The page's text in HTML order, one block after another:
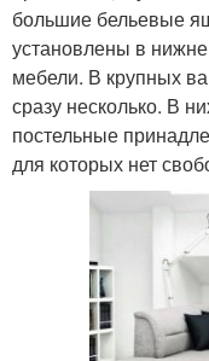
большие бельевые
установлены в
мебели. В крупных
сразу несколько. В
постельные
для которых нет